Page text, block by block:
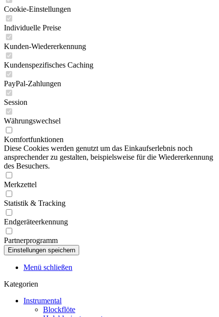
Cookie-Einstellungen
Individuelle Preise
Kunden-Wiedererkennung
Kundenspezifisches Caching
PayPal-Zahlungen
Session
Währungswechsel
Komfortfunktionen
Diese Cookies werden genutzt um das Einkaufserlebnis noch
ansprechender zu gestalten, beispielsweise für die Wiedererkennung
des Besuchers.
Merkzettel
Statistik & Tracking
Endgeräteerkennung
Partnerprogramm
Menü schließen
Kategorien
Instrumental
Blockflöte